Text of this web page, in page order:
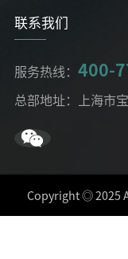
联系我们
服务热线： 400-
总部地址：上海市
Copyright ◎ 2025